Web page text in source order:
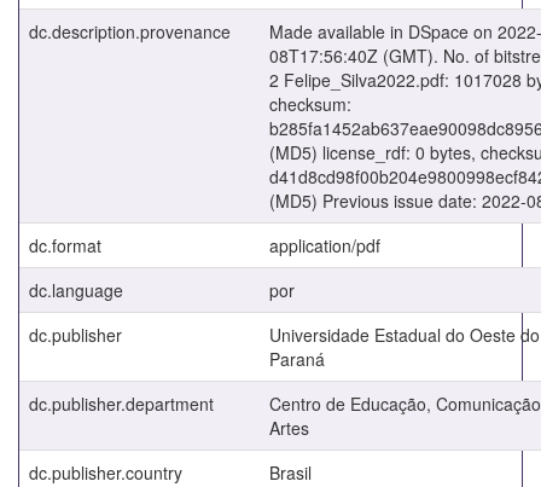
dc.description.provenance
Made available in DSpace on
08T17:56:40Z (GMT). No. of
2 Felipe_Silva2022.pdf: 1017028
checksum:
(MD5) license_rdf: 0 bytes,
(MD5) Previous issue date: 2022-
dc.format
application/pdf
dc.language
por
dc.publisher
Universidade Estadual do Oeste do
Paraná
dc.publisher.department
Centro de Educação,
Artes
dc.publisher.country
Brasil